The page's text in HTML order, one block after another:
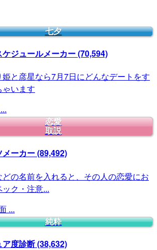
七夕
ジュールメーカー(70,594)
と彦星なら7月7日にどんなデートをす
ゃいます
...
恋愛
取説
ーカー(89,492)
どの名前を入れると、その人の恋愛にお
ク・注意...
...
純粋
ア度診断(38,632)